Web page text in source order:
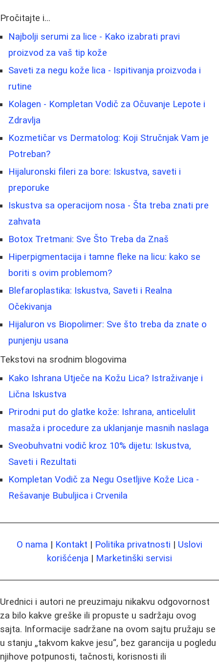
Pročitajte i...
Najbolji serumi za lice - Kako izabrati pravi
proizvod za vaš tip kože
Saveti za negu kože lica - Ispitivanja proizvoda i
rutine
Kolagen - Kompletan Vodič za Očuvanje Lepote i
Zdravlja
Kozmetičar vs Dermatolog: Koji Stručnjak Vam je
Potreban?
Hijaluronski fileri za bore: Iskustva, saveti i
preporuke
Iskustva sa operacijom nosa - Šta treba znati pre
zahvata
Botox Tretmani: Sve Što Treba da Znaš
Hiperpigmentacija i tamne fleke na licu: kako se
boriti s ovim problemom?
Blefaroplastika: Iskustva, Saveti i Realna
Očekivanja
Hijaluron vs Biopolimer: Sve što treba da znate o
punjenju usana
Tekstovi na srodnim blogovima
Kako Ishrana Utječe na Kožu Lica? Istraživanje i
Lična Iskustva
Prirodni put do glatke kože: Ishrana, anticelulit
masaža i procedure za uklanjanje masnih naslaga
Sveobuhvatni vodič kroz 10% dijetu: Iskustva,
Saveti i Rezultati
Kompletan Vodič za Negu Osetljive Kože Lica -
Rešavanje Bubuljica i Crvenila
O nama | Kontakt | Politika privatnosti | Uslovi
korišćenja | Marketinški servisi
Urednici i autori ne preuzimaju nikakvu odgovornost
za bilo kakve greške ili propuste u sadržaju ovog
sajta. Informacije sadržane na ovom sajtu pružaju se
u stanju „takvom kakve jesu“, bez garancija u pogledu
njihove potpunosti, tačnosti, korisnosti ili